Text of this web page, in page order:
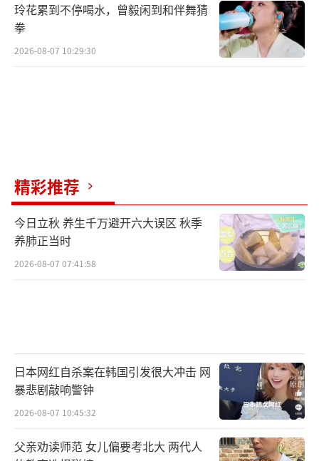
玲花累到不停喝水，曾毅闲到和伴舞猜
拳
2026-08-07 10:29:30
精彩推荐
今日立秋 养生千万避开六大误区 秋季
养肺正当时
2026-08-07 07:41:58
日本网红自杀案在韩国引发很大冲击 网
暴悲剧敲响警钟
2026-08-07 10:45:32
父亲劝读师范 女儿偏要考北大 两代人